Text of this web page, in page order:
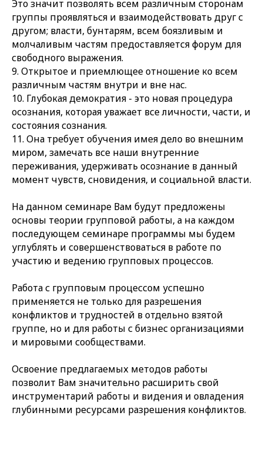
Это значит позволять всем различным сторонам
группы проявляться и взаимодействовать друг с
другом; власти, бунтарям, всем боязливым и
молчаливым частям предоставляется форум для
свободного выражения.
9. Открытое и приемлющее отношение ко всем
различным частям внутри и вне нас.
10. Глубокая демократия - это новая процедура
осознания, которая уважает все личности, части, и
состояния сознания.
11. Она требует обучения имея дело во внешним
миром, замечать все наши внутренние
переживания, удерживать осознание в данный
момент чувств, сновидения, и социальной власти.
На данном семинаре Вам будут предложены
основы теории групповой работы, а на каждом
последующем семинаре программы мы будем
углублять и совершенствоваться в работе по
участию и ведению групповых процессов.
Работа с групповым процессом успешно
применяется не только для разрешения
конфликтов и трудностей в отдельно взятой
группе, но и для работы с бизнес организациями
и мировыми сообществами.
Освоение предлагаемых методов работы
позволит Вам значительно расширить свой
инструментарий работы и видения и овладения
глубинными ресурсами разрешения конфликтов.